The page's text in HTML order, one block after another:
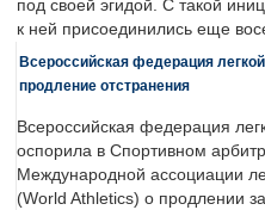
под своей эгидой. С такой
к ней присоединились еще
Всероссийская федерация
продление отстранения
Всероссийская федерация
оспорила в Спортивном
Международной ассоциации
(World Athletics) о продлении